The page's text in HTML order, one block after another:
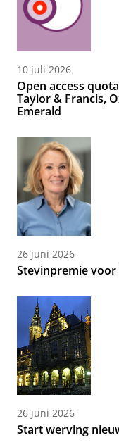
10 juli 2026
Open access
Taylor & Francis,
Emerald
26 juni 2026
Stevinpremie
26 juni 2026
Start werving